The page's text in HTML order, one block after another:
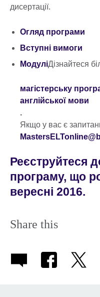
дисертації.
Огляд програми
Вступні вимоги
МодуліДізнайтеся
магістерську
англійської мови
.
Якщо у вас є
Реєструйтеся
програму, що
вересні 2016.
Share this